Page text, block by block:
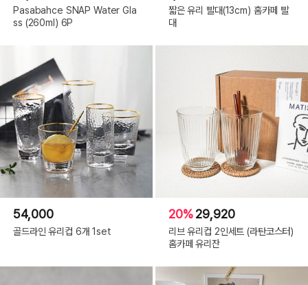
Pasabahce SNAP Water Gla
ss (260ml) 6P
짧은 유리 빨대(13cm) 홈카페 빨
대
54,000
골드라인 유리컵 6개 1set
20%29,920
리브 유리컵 2인세트 (라탄코스터)
홈카페 유리잔